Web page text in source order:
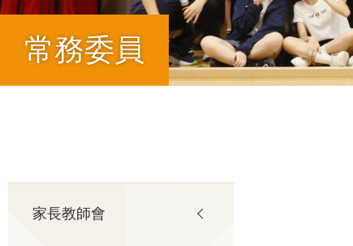
常務委員
航
Main
家長教師會